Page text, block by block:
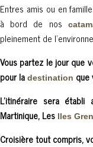
Entres amis ou en
à bord de nos
pleinement de
Vous partez le jour que
pour la destination que
L'itinéraire sera
Martinique, Les Iles
Croisière tout compris,